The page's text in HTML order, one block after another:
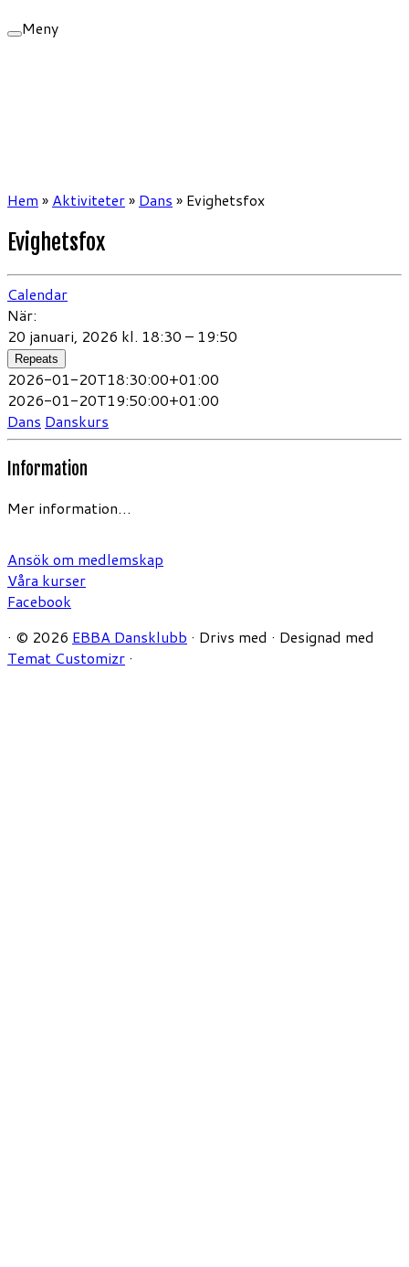
Meny
Hem » Aktiviteter» Dans » Evighetsfox
Evighetsfox
Calendar
När:
20 januari, 2026 kl. 18:30 – 19:50
Repeats
2026-01-20T18:30:00+01:00
2026-01-20T19:50:00+01:00
Dans Danskurs
Information
Mer information…
Ansök om medlemskap
Våra kurser
Facebook
· © 2026 EBBA Dansklubb · Drivs med · Designad med
Temat Customizr ·